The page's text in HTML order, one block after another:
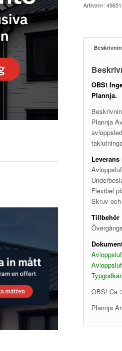
Artikelnr:
OBS!
Plannja.
Plannja
Flexibel
Skruv
Tillbehör
OBS! Ca
Plannja